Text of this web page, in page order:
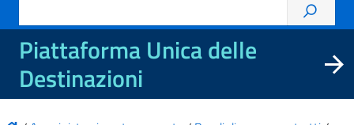
per:
Piattaforma Unica delle
Destinazioni